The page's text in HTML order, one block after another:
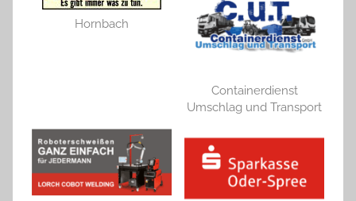
Hornbach
Containerdienst
Umschlag und Transport